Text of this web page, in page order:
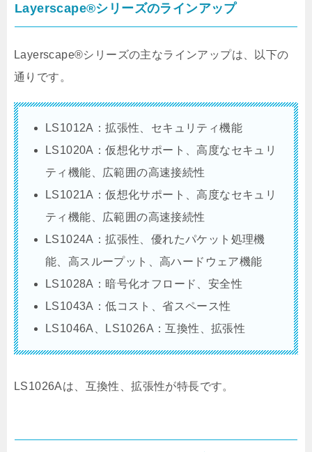
Layerscape®シリーズのラインアップ
Layerscape®シリーズの主なラインアップは、以下の
通りです。
LS1012A：拡張性、セキュリティ機能
LS1020A：仮想化サポート、高度なセキュリ
ティ機能、広範囲の高速接続性
LS1021A：仮想化サポート、高度なセキュリ
ティ機能、広範囲の高速接続性
LS1024A：拡張性、優れたパケット処理機
能、高スループット、高ハードウェア機能
LS1028A：暗号化オフロード、安全性
LS1043A：低コスト、省スペース性
LS1046A、LS1026A：互換性、拡張性
LS1026Aは、互換性、拡張性が特長です。